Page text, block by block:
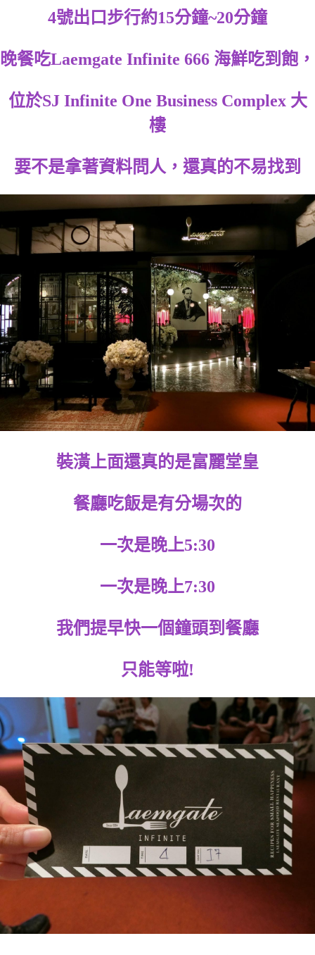
4號出口步行約15分鐘~20分鐘
晚餐吃Laemgate Infinite 666 海鮮吃到飽，
位於SJ Infinite One Business Complex 大
樓
要不是拿著資料問人，還真的不易找到
裝潢上面還真的是富麗堂皇
餐廳吃飯是有分場次的
一次是晚上5:30
一次是晚上7:30
我們提早快一個鐘頭到餐廳
只能等啦!